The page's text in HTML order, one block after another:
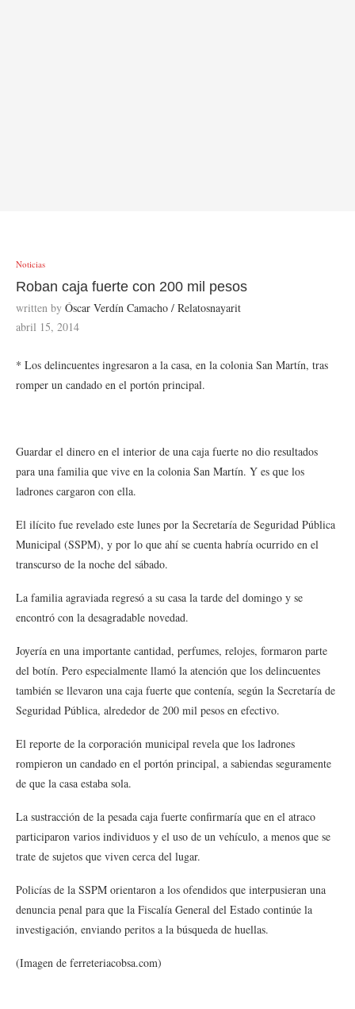
Noticias
Roban caja fuerte con 200 mil pesos
written by Óscar Verdín Camacho / Relatosnayarit
abril 15, 2014
* Los delincuentes ingresaron a la casa, en la colonia San Martín, tras
romper un candado en el portón principal.
Guardar el dinero en el interior de una caja fuerte no dio resultados
para una familia que vive en la colonia San Martín. Y es que los
ladrones cargaron con ella.
El ilícito fue revelado este lunes por la Secretaría de Seguridad Pública
Municipal (SSPM), y por lo que ahí se cuenta habría ocurrido en el
transcurso de la noche del sábado.
La familia agraviada regresó a su casa la tarde del domingo y se
encontró con la desagradable novedad.
Joyería en una importante cantidad, perfumes, relojes, formaron parte
del botín. Pero especialmente llamó la atención que los delincuentes
también se llevaron una caja fuerte que contenía, según la Secretaría de
Seguridad Pública, alrededor de 200 mil pesos en efectivo.
El reporte de la corporación municipal revela que los ladrones
rompieron un candado en el portón principal, a sabiendas seguramente
de que la casa estaba sola.
La sustracción de la pesada caja fuerte confirmaría que en el atraco
participaron varios individuos y el uso de un vehículo, a menos que se
trate de sujetos que viven cerca del lugar.
Policías de la SSPM orientaron a los ofendidos que interpusieran una
denuncia penal para que la Fiscalía General del Estado continúe la
investigación, enviando peritos a la búsqueda de huellas.
(Imagen de ferreteriacobsa.com)